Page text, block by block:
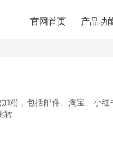
官网首页 产品功
粉，包括邮件、淘宝、小
转